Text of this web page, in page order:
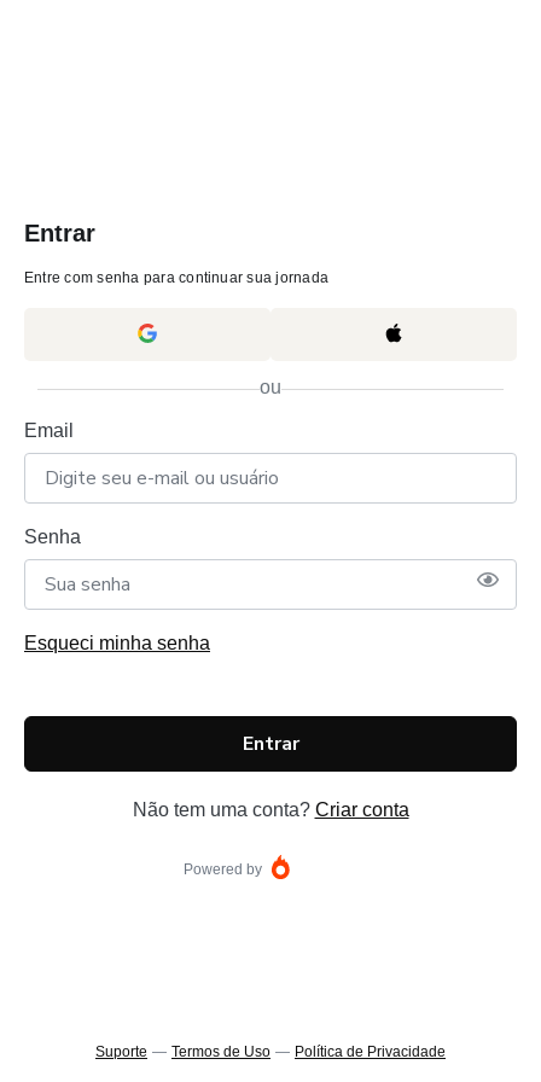
Entrar
Entre com senha para continuar sua jornada
ou
Email
Senha
Esqueci minha senha
Entrar
Não tem uma conta? Criar conta
Powered by
Suporte — Termos de Uso — Política de Privacidade